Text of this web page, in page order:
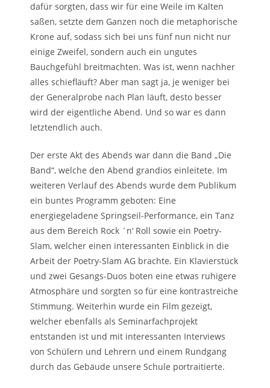
dafür sorgten, dass wir für eine Weile im Kalten
saßen, setzte dem Ganzen noch die metaphorische
Krone auf, sodass sich bei uns fünf nun nicht nur
einige Zweifel, sondern auch ein ungutes
Bauchgefühl breitmachten. Was ist, wenn nachher
alles schiefläuft? Aber man sagt ja, je weniger bei
der Generalprobe nach Plan läuft, desto besser
wird der eigentliche Abend. Und so war es dann
letztendlich auch.
Der erste Akt des Abends war dann die Band „Die
Band“, welche den Abend grandios einleitete. Im
weiteren Verlauf des Abends wurde dem Publikum
ein buntes Programm geboten: Eine
energiegeladene Springseil-Performance, ein Tanz
aus dem Bereich Rock ´n‘ Roll sowie ein Poetry-
Slam, welcher einen interessanten Einblick in die
Arbeit der Poetry-Slam AG brachte. Ein Klavierstück
und zwei Gesangs-Duos boten eine etwas ruhigere
Atmosphäre und sorgten so für eine kontrastreiche
Stimmung. Weiterhin wurde ein Film gezeigt,
welcher ebenfalls als Seminarfachprojekt
entstanden ist und mit interessanten Interviews
von Schülern und Lehrern und einem Rundgang
durch das Gebäude unsere Schule portraitierte.